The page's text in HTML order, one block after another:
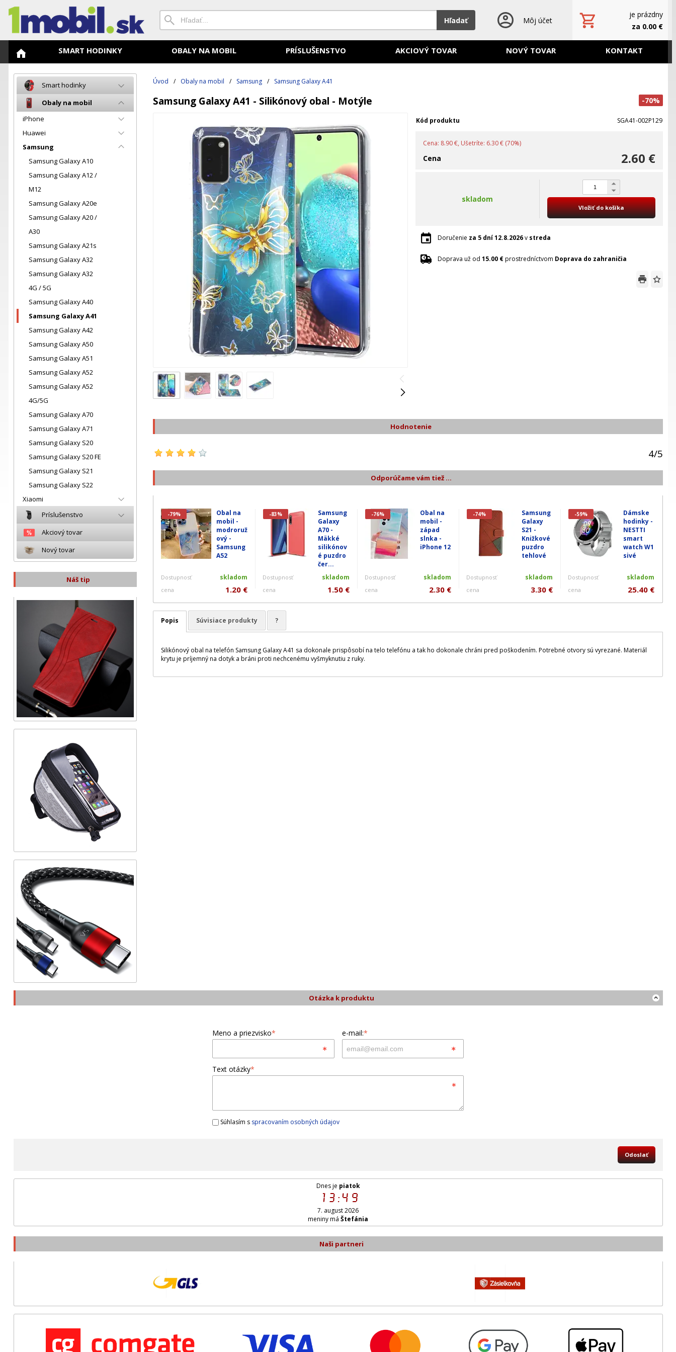
Hľadať Môj účet
je prázdny
za 0.00 €
SMART HODINKY OBALY NA MOBIL PRÍSLUŠENSTVO AKCIOVÝ TOVAR NOVÝ TOVAR KONTAKT
Smart hodinky
Obaly na mobil
iPhone
Huawei
Samsung
Samsung Galaxy A10
Samsung Galaxy A12 /
M12
Samsung Galaxy A20e
Samsung Galaxy A20 /
A30
Samsung Galaxy A21s
Samsung Galaxy A32
Samsung Galaxy A32
4G / 5G
Samsung Galaxy A40
Samsung Galaxy A41
Samsung Galaxy A42
Samsung Galaxy A50
Samsung Galaxy A51
Samsung Galaxy A52
Samsung Galaxy A52
4G/5G
Samsung Galaxy A70
Samsung Galaxy A71
Samsung Galaxy S20
Samsung Galaxy S20 FE
Samsung Galaxy S21
Samsung Galaxy S22
Xiaomi
Príslušenstvo
Akciový tovar
Nový tovar
Náš tip
Úvod / Obaly na mobil / Samsung / Samsung Galaxy A41
-70%
Samsung Galaxy A41 - Silikónový obal - Motýle
Kód produktu SGA41-002P129
Cena: 8.90 €, Ušetríte: 6.30 € (70%)
2.60 €
Cena
skladom
Vložiť do košíka
Doručenie za 5 dní12.8.2026v streda
Doprava už od 15.00 €prostredníctvom Doprava do zahraničia
Hodnotenie
4/5
Odporúčame vám tiež ...
-79%
Obal na
mobil -
modroruž
ový -
Samsung
A52
Dostupnosť skladom
cena 1.20 €
-83%
Samsung
Galaxy
A70 -
Mäkké
silikónov
é puzdro
čer...
Dostupnosť skladom
cena 1.50 €
-76%
Obal na
mobil -
západ
slnka -
iPhone 12
Dostupnosť skladom
cena 2.30 €
-74%
Samsung
Galaxy
S21 -
Knižkové
puzdro
tehlové
Dostupnosť skladom
cena 3.30 €
-59%
Dámske
hodinky -
NESTTI
smart
watch W1
sivé
Dostupnosť skladom
cena 25.40 €
Popis Súvisiace produkty ?
Silikónový obal na telefón Samsung Galaxy A41 sa dokonale prispôsobí na telo telefónu a tak ho dokonale chráni pred poškodením. Potrebné otvory sú vyrezané. Materiál
krytu je príjemný na dotyk a bráni proti nechcenému vyšmyknutiu z ruky.
Otázka k produktu
Meno a priezvisko* e-mail:*
Text otázky*
Súhlasím s spracovaním osobných údajov
Odoslať
Dnes je piatok
13:49
7. august 2026
meniny má Štefánia
Naši partneri